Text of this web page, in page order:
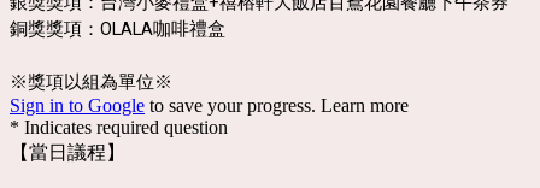
銅獎獎項：OLALA咖啡禮盒
※獎項以組為單位※
Sign in to Google to save your progress. Learn more
* Indicates required question
【當日議程】